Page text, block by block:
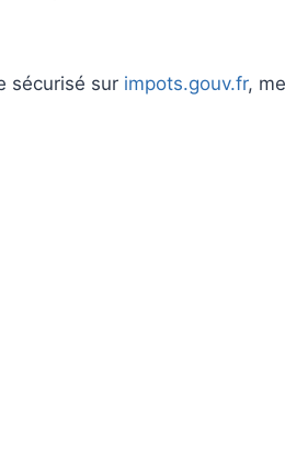
sécurisé sur impots.gouv.fr,